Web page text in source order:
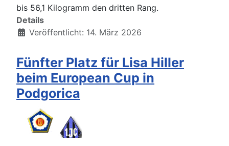
bis 56,1 Kilogramm den dritten Rang.
Details
Veröffentlicht: 14. März 2026
Fünfter Platz für Lisa Hiller
beim European Cup in
Podgorica